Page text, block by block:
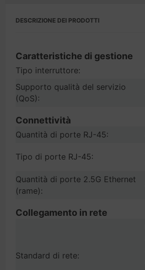
DESCRIZIONE DEI PRODOTTI
Caratteristiche di gestione
Tipo interruttore:
Supporto qualità del servizio
(QoS):
Connettività
Quantità di porte RJ-45:
Tipo di porte RJ-45:
Quantità di porte 2.5G Ethernet
(rame):
Collegamento in rete
Standard di rete: